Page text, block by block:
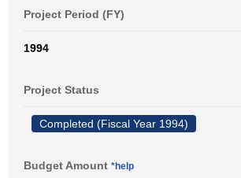
Project Period (FY)
1994
Project Status
Completed (Fiscal Year 1994)
Budget Amount *help